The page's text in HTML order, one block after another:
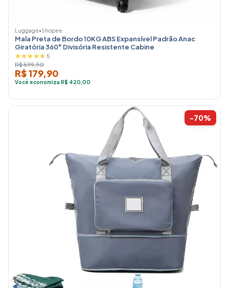
Luggage•Shopee
Mala Preta de Bordo 10KG ABS Expansível Padrão Anac
Giratória 360° Divisória Resistente Cabine
5
R$ 599,90
R$ 179,90
Você economiza R$ 420,00
-70%